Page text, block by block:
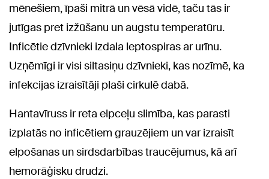
mēnešiem, īpaši mitrā un vēsā vidē, taču tās ir
jutīgas pret izžūšanu un augstu temperatūru.
Inficētie dzīvnieki izdala leptospiras ar urīnu.
Uzņēmīgi ir visi siltasiņu dzīvnieki, kas nozīmē, ka
infekcijas izraisītāji plaši cirkulē dabā.
Hantavīruss ir reta elpceļu slimība, kas parasti
izplatās no inficētiem grauzējiem un var izraisīt
elpošanas un sirdsdarbības traucējumus, kā arī
hemorāģisku drudzi.